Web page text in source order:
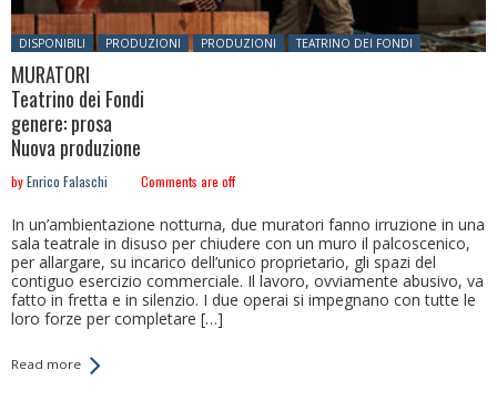
Posted in:
DISPONIBILI PRODUZIONI PRODUZIONI TEATRINO DEI FONDI
MURATORI
Teatrino dei Fondi
genere: prosa
Nuova produzione
byEnrico Falaschi Comments are off
In un’ambientazione notturna, due muratori fanno irruzione in una
sala teatrale in disuso per chiudere con un muro il palcoscenico,
per allargare, su incarico dell’unico proprietario, gli spazi del
contiguo esercizio commerciale. Il lavoro, ovviamente abusivo, va
fatto in fretta e in silenzio. I due operai si impegnano con tutte le
loro forze per completare […]
Read more